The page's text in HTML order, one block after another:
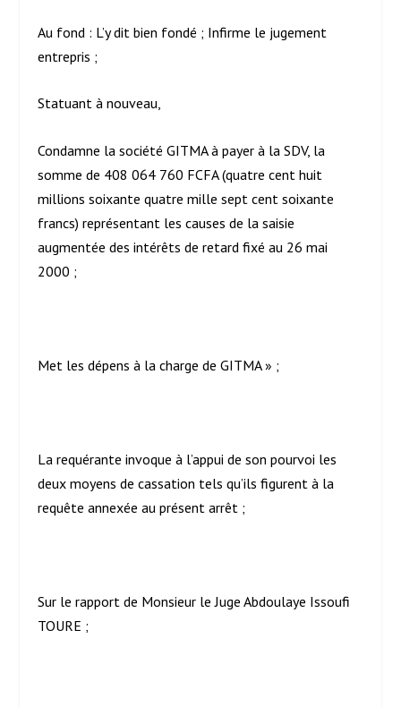
Au fond : L’y dit bien fondé ; Infirme le jugement
entrepris ;
Statuant à nouveau,
Condamne la société GITMA à payer à la SDV, la
somme de 408 064 760 FCFA (quatre cent huit
millions soixante quatre mille sept cent soixante
francs) représentant les causes de la saisie
augmentée des intérêts de retard fixé au 26 mai
2000 ;
Met les dépens à la charge de GITMA » ;
La requérante invoque à l’appui de son pourvoi les
deux moyens de cassation tels qu’ils figurent à la
requête annexée au présent arrêt ;
Sur le rapport de Monsieur le Juge Abdoulaye Issoufi
TOURE ;